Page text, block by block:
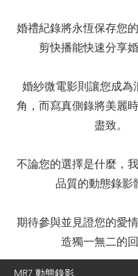
婚禮紀錄將永恆保存您
剪快播能快速分享
婚紗微電影則讓您成為
角，而寫真側錄將美麗
盡致。
不論您的選擇是什麼，
品質的動態錄影
期待參與並見證您的愛
造獨一無二的回
MR7 動態錄影